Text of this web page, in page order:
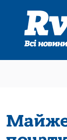
Майже